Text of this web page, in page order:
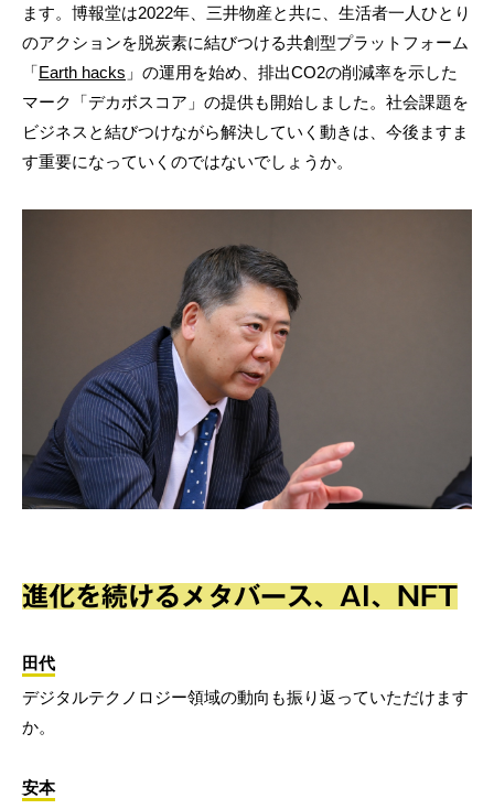
ます。博報堂は2022年、三井物産と共に、生活者一人ひとり
のアクションを脱炭素に結びつける共創型プラットフォーム
「Earth hacks 」の運用を始め、排出CO2の削減率を示した
マーク「デカボスコア」の提供も開始しました。社会課題を
ビジネスと結びつけながら解決していく動きは、今後ますま
す重要になっていくのではないでしょうか。
進化を続けるメタバース、AI、NFT
田代
デジタルテクノロジー領域の動向も振り返っていただけます
か。
安本